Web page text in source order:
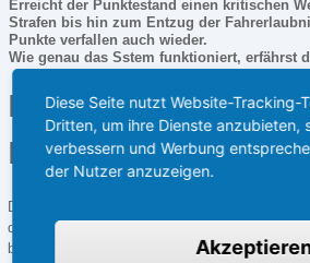
Erreicht der Punktestand einen kritischen
Strafen bis hin zum Entzug der
Punkte verfallen auch wieder.
Wie genau das Sstem funktioniert, erfährst
Die Grundlagen des
Punktesystems in
Das Punktesystem in Flensburg, auch bekannt
dient dazu, den Überblick über
behalten und mögliche Konsequenzen
Diese Seite nutzt Website-Tracking-
Dritten, um ihre Dienste anzubieten,
verbessern und Werbung
der Nutzer anzuzeigen.